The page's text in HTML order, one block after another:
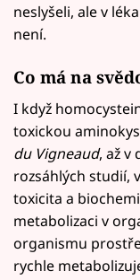
neslyšeli, ale v
není.
Co má na
I když
toxickou
du Vigneaud, až v
rozsáhlých studií,
toxicita a
metabolizaci v
organismu
rychle